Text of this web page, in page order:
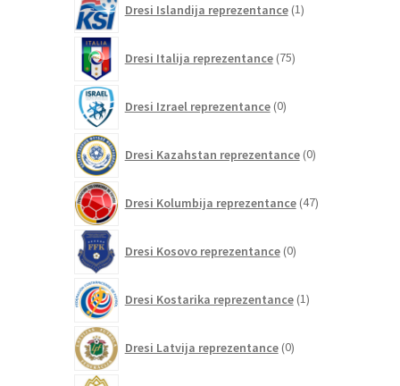
Dresi Islandija reprezentance 1izdelek
Dresi Italija reprezentance 75izdelkov
Dresi Izrael reprezentance 0izdelkov
Dresi Kazahstan reprezentance 0izdelkov
Dresi Kolumbija reprezentance 47izdelkov
Dresi Kosovo reprezentance 0izdelkov
Dresi Kostarika reprezentance 1izdelek
Dresi Latvija reprezentance 0izdelkov